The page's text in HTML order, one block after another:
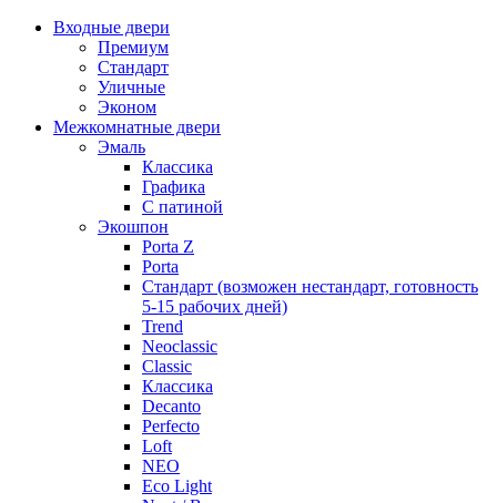
Входные двери
Премиум
Стандарт
Уличные
Эконом
Межкомнатные двери
Эмаль
Классика
Графика
С патиной
Экошпон
Porta Z
Porta
Стандарт (возможен нестандарт, готовность
5-15 рабочих дней)
Trend
Neoclassic
Classic
Классика
Decanto
Perfecto
Loft
NEO
Eco Light